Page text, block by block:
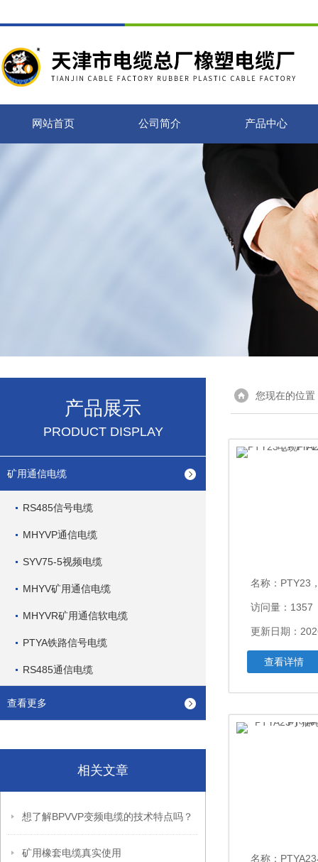
网站首页 公司简介 产品中心
产品展示
PRODUCT DISPLAY
矿用通信电缆
RS485信号电缆
MHYVP通信电缆
SYV75-5视频电缆
MHYV矿用通信电缆
MHYVR矿用通信软电缆
PTYA铁路信号电缆
RS485通信电缆
查看更多
相关文章
想了解BPVVP变频电缆的技术特点吗？
矿用橡套电缆真实使用
您现在的位置
名称： PTY23，PTYA23
访问量：1357
更新日期：
查看详情
名称： PTYA23小猫